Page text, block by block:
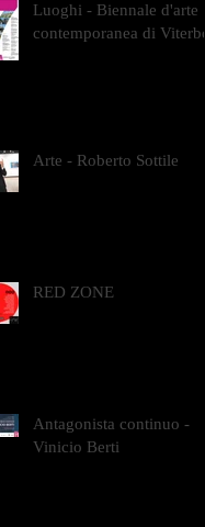
Luoghi - Biennale d'arte
contemporanea di Viterbo
Arte - Roberto Sottile
RED ZONE
Antagonista continuo -
Vinicio Berti